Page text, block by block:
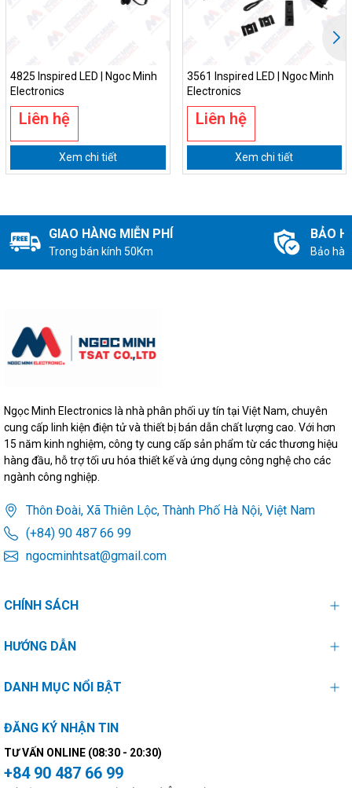
4825 Inspired LED | Ngoc Minh
Electronics
Liên hệ
Xem chi tiết
3561 Inspired LED | Ngoc Minh
Electronics
Liên hệ
Xem chi tiết
GIAO HÀNG MIỄN PHÍ
Trong bán kính 50Km
BẢO
Bảo
Ngọc Minh Electronics là nhà phân phối uy tín tại Việt Nam, chuyên
cung cấp linh kiện điện tử và thiết bị bán dẫn chất lượng cao. Với hơn
15 năm kinh nghiệm, công ty cung cấp sản phẩm từ các thương hiệu
hàng đầu, hỗ trợ tối ưu hóa thiết kế và ứng dụng công nghệ cho các
ngành công nghiệp.
Thôn Đoài, Xã Thiên Lộc, Thành Phố Hà Nội, Việt Nam
(+84) 90 487 66 99
ngocminhtsat@gmail.com
CHÍNH SÁCH
HƯỚNG DẪN
DANH MỤC NỔI BẬT
ĐĂNG KÝ NHẬN TIN
TƯ VẤN ONLINE (08:30 - 20:30)
+84 90 487 66 99